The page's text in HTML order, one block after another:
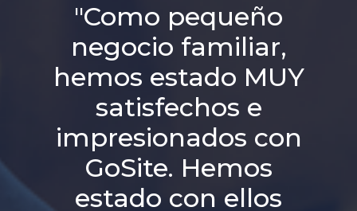
"Como pequeño
negocio familiar,
hemos estado MUY
satisfechos e
impresionados con
GoSite. Hemos
estado con ellos